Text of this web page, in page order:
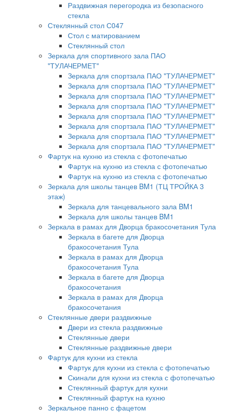
Раздвижная перегородка из безопасного
стекла
Стеклянный стол С047
Стол с матированием
Стеклянный стол
Зеркала для спортивного зала ПАО
"ТУЛАЧЕРМЕТ"
Зеркала для спортзала ПАО "ТУЛАЧЕРМЕТ"
Зеркала для спортзала ПАО "ТУЛАЧЕРМЕТ"
Зеркала для спортзала ПАО "ТУЛАЧЕРМЕТ"
Зеркала для спортзала ПАО "ТУЛАЧЕРМЕТ"
Зеркала для спортзала ПАО "ТУЛАЧЕРМЕТ"
Зеркала для спортзала ПАО "ТУЛАЧЕРМЕТ"
Зеркала для спортзала ПАО "ТУЛАЧЕРМЕТ"
Зеркала для спортзала ПАО "ТУЛАЧЕРМЕТ"
Фартук на кухню из стекла с фотопечатью
Фартук на кухню из стекла с фотопечатью
Фартук на кухню из стекла с фотопечатью
Зеркала для школы танцев BM1 (ТЦ ТРОЙКА 3
этаж)
Зеркала для танцевального зала BM1
Зеркала для школы танцев BM1
Зеркала в рамах для Дворца бракосочетания Тула
Зеркала в багете для Дворца
бракосочетания Тула
Зеркала в рамах для Дворца
бракосочетания Тула
Зеркала в багете для Дворца
бракосочетания
Зеркала в рамах для Дворца
бракосочетания
Стеклянные двери раздвижные
Двери из стекла раздвижные
Стеклянные двери
Стеклянные раздвижные двери
Фартук для кухни из стекла
Фартук для кухни из стекла с фотопечатью
Скинали для кухни из стекла с фотопечатью
Стеклянный фартук для кухни
Стеклянный фартук на кухню
Зеркальное панно с фацетом